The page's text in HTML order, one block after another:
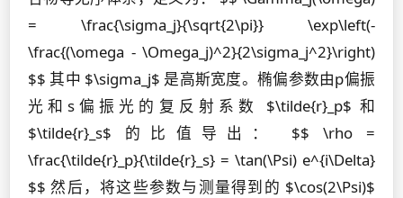
= \frac{\sigma_j}{\sqrt{2\pi}} \exp\left(-
\frac{(\omega - \Omega_j)^2}{2\sigma_j^2}\right)
$$ 其中 $\sigma_j$ 是高斯宽度。椭偏参数由p偏振
光和s偏振光的复反射系数 $\tilde{r}_p$ 和
$\tilde{r}_s$ 的比值导出： $$ \rho =
\frac{\tilde{r}_p}{\tilde{r}_s} = \tan(\Psi) e^{i\Delta}
$$ 然后，将这些参数与测量得到的 $\cos(2\Psi)$